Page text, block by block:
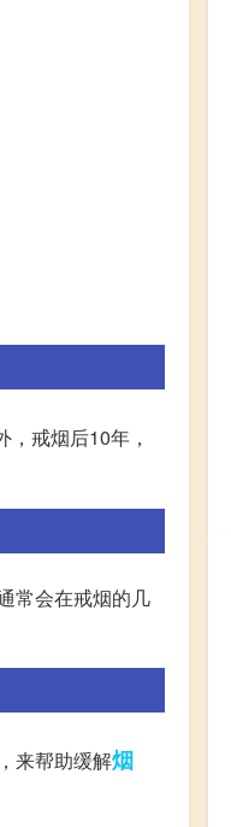
戒烟后10年，
常会在戒烟的几
来帮助缓解烟